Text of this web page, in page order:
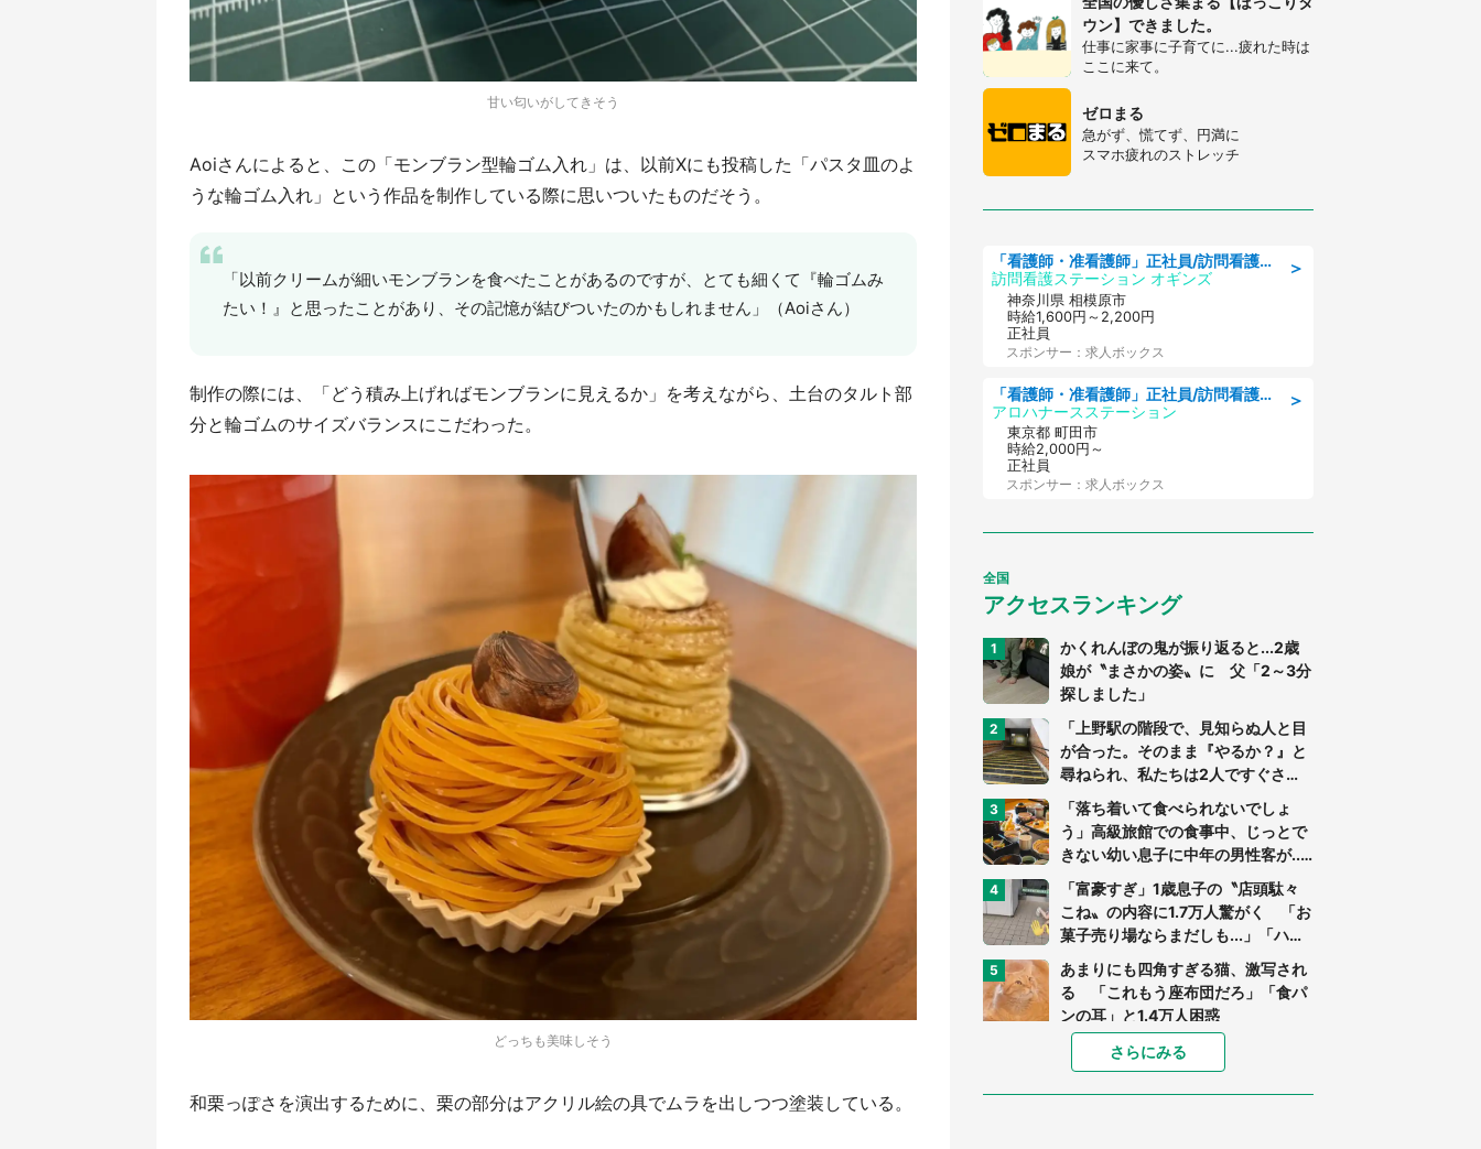
甘い匂いがしてきそう
Aoiさんによると、この「モンブラン型輪ゴム入れ」は、以前Xにも投稿した「パスタ皿のよ
うな輪ゴム入れ」という作品を制作している際に思いついたものだそう。
「以前クリームが細いモンブランを食べたことがあるのですが、とても細くて『輪ゴムみ
たい！』と思ったことがあり、その記憶が結びついたのかもしれません」（Aoiさん）
制作の際には、「どう積み上げればモンブランに見えるか」を考えながら、土台のタルト部
分と輪ゴムのサイズバランスにこだわった。
どっちも美味しそう
和栗っぽさを演出するために、栗の部分はアクリル絵の具でムラを出しつつ塗装している。
ウン】できました。
仕事に家事に子育てに...疲れた時は
ここに来て。
ゼロまる
急がず、慌てず、円満に
スマホ疲れのストレッチ
＞
「看護師・准看護師」正社員/訪問看護ステーション/正看護師,准看護師
訪問看護ステーション オギンズ
神奈川県 相模原市
時給1,600円～2,200円
正社員
スポンサー：求人ボックス
＞
「看護師・准看護師」正社員/訪問看護ステーション/正看護師
アロハナースステーション
東京都 町田市
時給2,000円～
正社員
スポンサー：求人ボックス
全国
アクセスランキング
かくれんぼの鬼が振り返ると...2歳
娘が〝まさかの姿〟に 父「2～3分
探しました」
「上野駅の階段で、見知らぬ人と目
が合った。そのまま『やるか？』と
尋ねられ、私たちは2人ですぐさ
ま...」（茨城県・70代男性）
「落ち着いて食べられないでしょ
う」高級旅館での食事中、じっとで
きない幼い息子に中年の男性客が...
（東京都・40代男性）
「富豪すぎ」1歳息子の〝店頭駄々
こね〟の内容に1.7万人驚がく 「お
菓子売り場ならまだしも...」「ハー
あまりにも四角すぎる猫、激写され
る 「これもう座布団だろ」「食パ
ンの耳」と1.4万人困惑
家に〝デカい蛾〟が居座り続けて3
日間...ビビり続けた住人 判明した
〝まさかの正体〟に14万人も困惑
さらにみる